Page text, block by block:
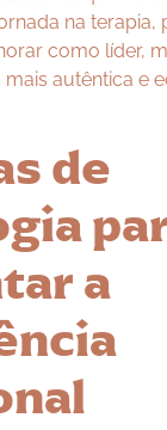
na terapia,
como líder,
autêntica e
de
a